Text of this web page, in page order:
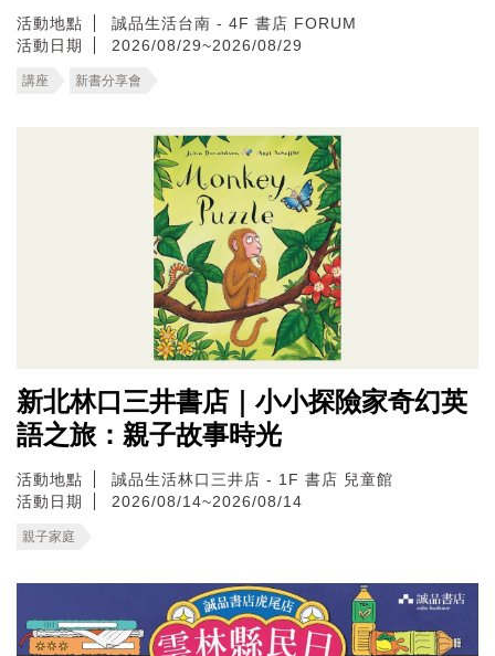
活動地點
誠品生活台南 - 4F 書店 FORUM
活動日期
2026/08/29~2026/08/29
講座 新書分享會
新北林口三井書店｜小小探險家奇幻英
語之旅：親子故事時光
活動地點
誠品生活林口三井店 - 1F 書店 兒童館
活動日期
2026/08/14~2026/08/14
親子家庭